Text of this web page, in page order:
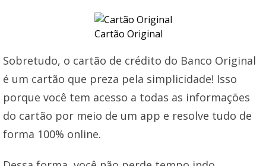
Cartão Original
Sobretudo, o cartão de crédito do Banco Original
é um cartão que preza pela simplicidade! Isso
porque você tem acesso a todas as informações
do cartão por meio de um app e resolve tudo de
forma 100% online.